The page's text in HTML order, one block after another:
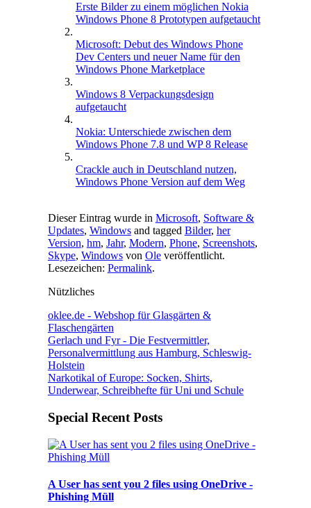
Erste Bilder zu einem möglichen Nokia
Windows Phone 8 Prototypen aufgetaucht
Microsoft: Debut des Windows Phone
Dev Centers und neuer Name für den
Windows Phone Marketplace
Windows 8 Verpackungsdesign
aufgetaucht
Nokia: Unterschiede zwischen dem
Windows Phone 7.8 und WP 8 Release
Crackle auch in Deutschland nutzen,
Windows Phone Version auf dem Weg
Dieser Eintrag wurde in Microsoft, Software &
Updates, Windowsand tagged Bilder, her
Version, hm, Jahr, Modern, Phone, Screenshots,
Skype, Windowsvon Oleveröffentlicht.
Lesezeichen: Permalink.
Nützliches
oklee.de - Webshop für Glasgärten &
Flaschengärten
Gerlach und Fyr - Die Festvermittler,
Personalvermittlung aus Hamburg, Schleswig-
Holstein
Narkotikal of Europe: Socken, Shirts,
Underwear, Schreibhefte für Uni und Schule
Special Recent Posts
A User has sent you 2 files using OneDrive -
Phishing Müll